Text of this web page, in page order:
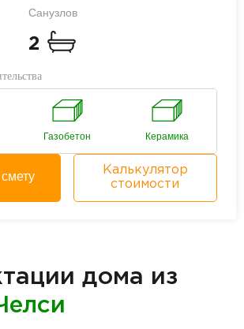
Санузлов
2
Газобетон Керамика
Калькулятор
стоимости
дома из